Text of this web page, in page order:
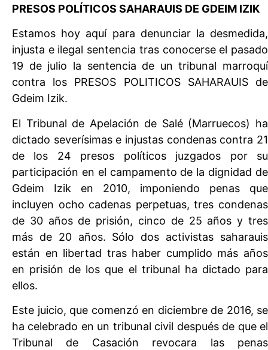
PRESOS POLÍTICOS SAHARAUIS DE GDEIM IZIK
Estamos hoy aquí para denunciar la desmedida,
injusta e ilegal sentencia tras conocerse el pasado
19 de julio la sentencia de un tribunal marroquí
contra los PRESOS POLITICOS SAHARAUIS de
Gdeim Izik.
El Tribunal de Apelación de Salé (Marruecos) ha
dictado severísimas e injustas condenas contra 21
de los 24 presos políticos juzgados por su
participación en el campamento de la dignidad de
Gdeim Izik en 2010, imponiendo penas que
incluyen ocho cadenas perpetuas, tres condenas
de 30 años de prisión, cinco de 25 años y tres
más de 20 años. Sólo dos activistas saharauis
están en libertad tras haber cumplido más años
en prisión de los que el tribunal ha dictado para
ellos.
Este juicio, que comenzó en diciembre de 2016, se
ha celebrado en un tribunal civil después de que el
Tribunal de Casación revocara las penas